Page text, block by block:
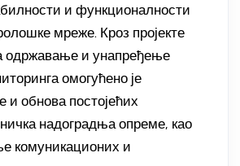
и функционалности
мреже. Кроз пројекте
одржавање и унапређење
омогућено је
и обнова постојећих
надоградња опреме, као
комуникационих и